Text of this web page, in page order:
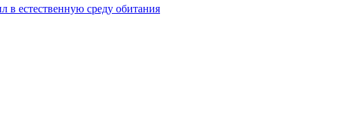
в естественную среду обитания